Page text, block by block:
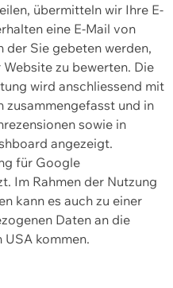
übermitteln wir Ihre E-
eine E-Mail von
der Sie gebeten werden,
zu bewerten. Die
wird anschliessend mit
zusammengefasst und in
sowie in
angezeigt.
für Google
Im Rahmen der Nutzung
kann es auch zu einer
Daten an die
USA kommen.